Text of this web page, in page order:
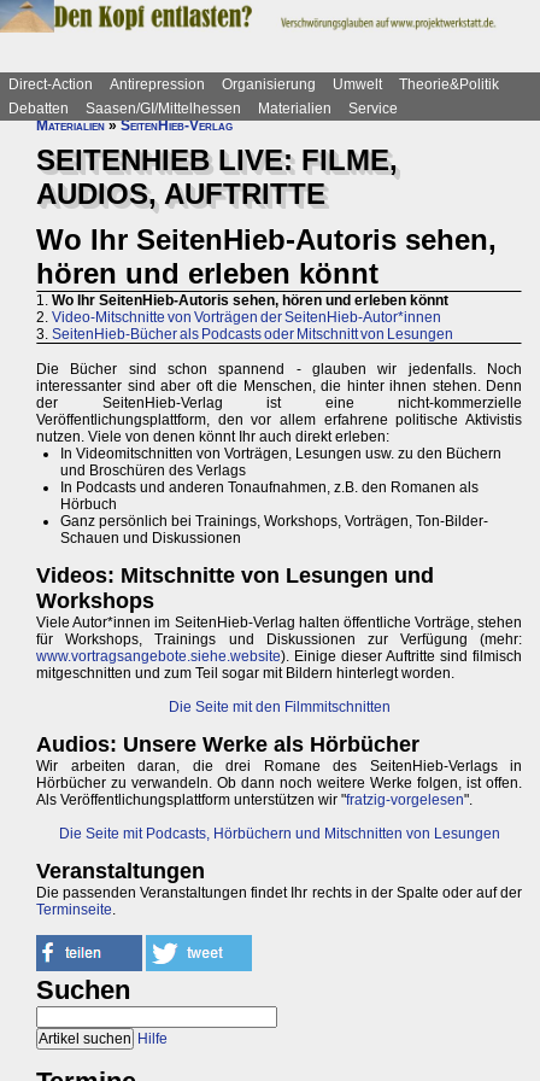
Direct-Action Antirepression Organisierung Umwelt
Theorie&Politik
Debatten
Saasen/GI/Mittelhessen Materialien
Service
Materialien»SeitenHieb-Verlag
SEITENHIEB LIVE: FILME,
AUDIOS, AUFTRITTE
Wo Ihr SeitenHieb-Autoris sehen,
hören und erleben könnt
1. Wo Ihr SeitenHieb-Autoris sehen, hören und erleben könnt
2. Video-Mitschnitte von Vorträgen der SeitenHieb-Autor*innen
3. SeitenHieb-Bücher als Podcasts oder Mitschnitt von Lesungen
Die Bücher sind schon spannend - glauben wir jedenfalls. Noch
interessanter sind aber oft die Menschen, die hinter ihnen stehen. Denn
der SeitenHieb-Verlag ist eine nicht-kommerzielle
Veröffentlichungsplattform, den vor allem erfahrene politische Aktivistis
nutzen. Viele von denen könnt Ihr auch direkt erleben:
In Videomitschnitten von Vorträgen, Lesungen usw. zu den Büchern
und Broschüren des Verlags
In Podcasts und anderen Tonaufnahmen, z.B. den Romanen als
Hörbuch
Ganz persönlich bei Trainings, Workshops, Vorträgen, Ton-Bilder-
Schauen und Diskussionen
Videos: Mitschnitte von Lesungen und
Workshops
Viele Autor*innen im SeitenHieb-Verlag halten öffentliche Vorträge, stehen
für Workshops, Trainings und Diskussionen zur Verfügung (mehr:
www.vortragsangebote.siehe.website). Einige dieser Auftritte sind filmisch
mitgeschnitten und zum Teil sogar mit Bildern hinterlegt worden.
Die Seite mit den Filmmitschnitten
Audios: Unsere Werke als Hörbücher
Wir arbeiten daran, die drei Romane des SeitenHieb-Verlags in
Hörbücher zu verwandeln. Ob dann noch weitere Werke folgen, ist offen.
Als Veröffentlichungsplattform unterstützen wir "fratzig-vorgelesen".
Die Seite mit Podcasts, Hörbüchern und Mitschnitten von Lesungen
Veranstaltungen
Die passenden Veranstaltungen findet Ihr rechts in der Spalte oder auf der
Terminseite.
Suchen
Hilfe